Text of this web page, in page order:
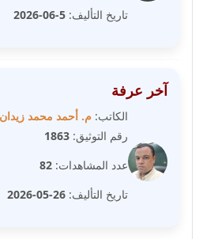
مدونة زينات مطاوع
مدونة زينب ابو الفضل
عاملة
مدونة زينب حمدي
عاملة
مدونة سارة ابراهيم
تاريخ التأليف: 5-06-2026
آخر عرفة
الكاتب: م. أحمد محمد زيدان
رقم التوثيق: 1863
عدد المشاهدات: 82
تاريخ التأليف: 26-05-2026